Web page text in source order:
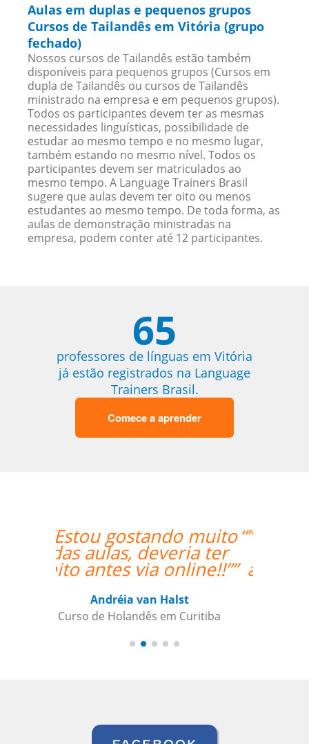
Aulas em duplas e pequenos grupos
Cursos de Tailandês em Vitória (grupo
fechado)
Nossos cursos de Tailandês estão também
disponíveis para pequenos grupos (Cursos em
dupla de Tailandês ou cursos de Tailandês
ministrado na empresa e em pequenos grupos).
Todos os participantes devem ter as mesmas
necessidades linguísticas, possibilidade de
estudar ao mesmo tempo e no mesmo lugar,
também estando no mesmo nível. Todos os
participantes devem ser matriculados ao
mesmo tempo. A Language Trainers Brasil
sugere que aulas devem ter oito ou menos
estudantes ao mesmo tempo. De toda forma, as
aulas de demonstração ministradas na
empresa, podem conter até 12 participantes.
65
professores de línguas em Vitória
já estão registrados na Language
Trainers Brasil.
Comece a aprender
“”O fato do Gustavo ser
um falante nativo
ajudou nas correções
Gilvana Soledade